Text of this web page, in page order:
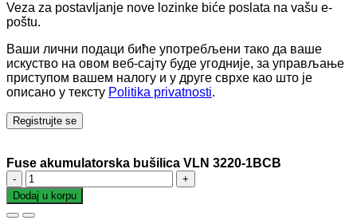
Veza za postavljanje nove lozinke biće poslata na vašu e-
poštu.
Ваши лични подаци биће употребљени тако да ваше
искуство на овом веб-сајту буде угодније, за управљање
приступом вашем налогу и у друге сврхе као што је
описано у тексту Politika privatnosti.
Registrujte se
Fuse akumulatorska bušilica VLN 3220-1BCB
Fuse
akumulatorska
bušilica
Dodaj u korpu